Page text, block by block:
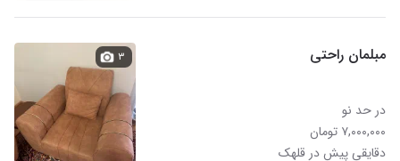
مبلمان راحتی
در حد نو
۷,۰۰۰,۰۰۰ تومان
دقایقی پیش در قلهک
۳